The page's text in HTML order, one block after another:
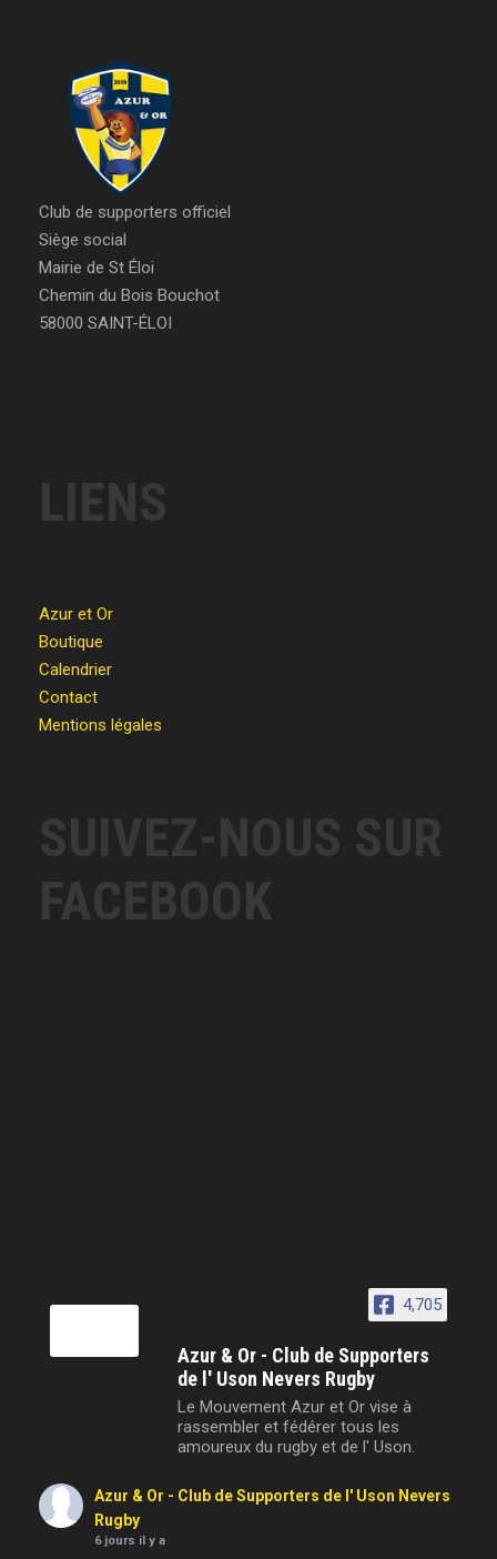
Club de supporters officiel
Siège social
Mairie de St Éloi
Chemin du Bois Bouchot
58000 SAINT-ÉLOI
LIENS
Azur et Or
Boutique
Calendrier
Contact
Mentions légales
SUIVEZ-NOUS SUR
FACEBOOK
4,705
Azur & Or - Club de Supporters
de l' Uson Nevers Rugby
Le Mouvement Azur et Or vise à
rassembler et fédérer tous les
amoureux du rugby et de l' Uson.
Azur & Or - Club de Supporters de l' Uson Nevers
Rugby
6 jours il y a